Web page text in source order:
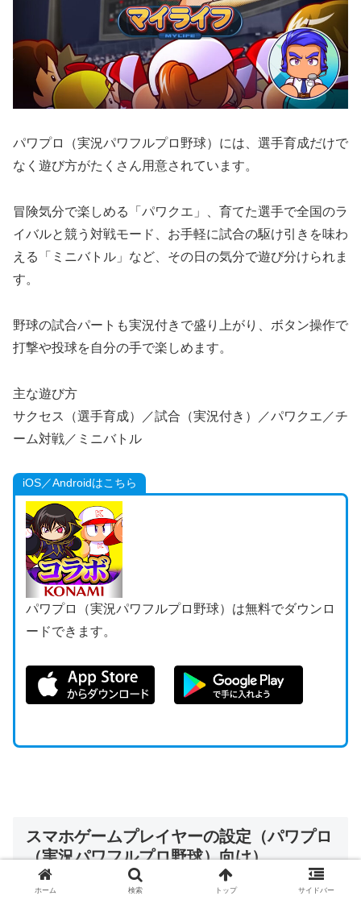
パワプロ（実況パワフルプロ野球）には、選手育成だけで
なく遊び方がたくさん用意されています。
冒険気分で楽しめる「パワクエ」、育てた選手で全国のラ
イバルと競う対戦モード、お手軽に試合の駆け引きを味わ
える「ミニバトル」など、その日の気分で遊び分けられま
す。
野球の試合パートも実況付きで盛り上がり、ボタン操作で
打撃や投球を自分の手で楽しめます。
主な遊び方
サクセス（選手育成）／試合（実況付き）／パワクエ／チ
ーム対戦／ミニバトル
iOS／Androidはこちら
パワプロ（実況パワフルプロ野球）は無料でダウンロ
ードできます。
スマホゲームプレイヤーの設定（パワプロ
（実況パワフルプロ野球）向け）
ホーム 検索 トップ サイドバー